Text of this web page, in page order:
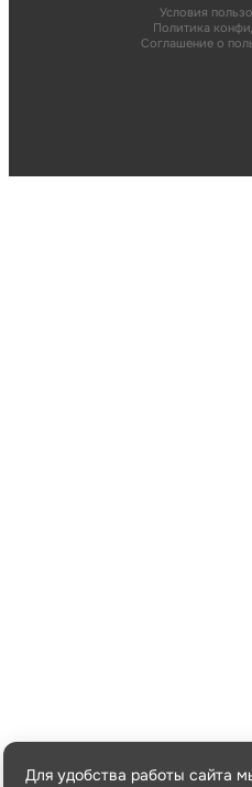
Условия
Политика
Соглашение о
Для удобства работы сайта